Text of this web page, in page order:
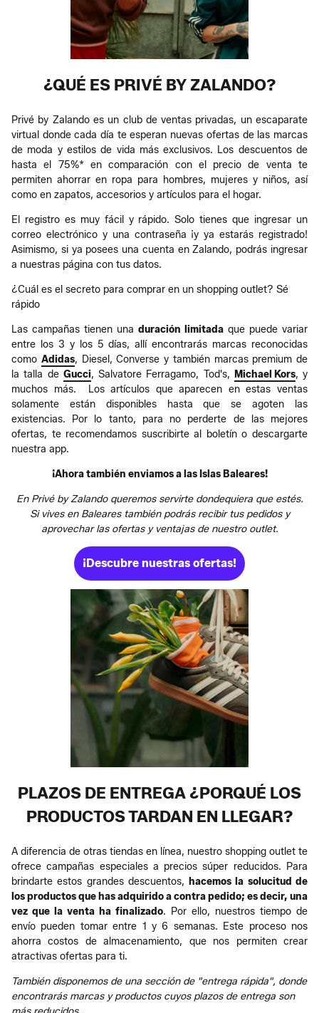
¿QUÉ ES PRIVÉ BY ZALANDO?
Privé by Zalando es un club de ventas privadas, un escaparate
virtual donde cada día te esperan nuevas ofertas de las marcas
de moda y estilos de vida más exclusivos. Los descuentos de
hasta el 75%* en comparación con el precio de venta te
permiten ahorrar en ropa para hombres, mujeres y niños, así
como en zapatos, accesorios y artículos para el hogar.
El registro es muy fácil y rápido. Solo tienes que ingresar un
correo electrónico y una contraseña ¡y ya estarás registrado!
Asimismo, si ya posees una cuenta en Zalando, podrás ingresar
a nuestras página con tus datos.
¿Cuál es el secreto para comprar en un shopping outlet? Sé
rápido
Las campañas tienen una duración limitada que puede variar
entre los 3 y los 5 días, allí encontrarás marcas reconocidas
como Adidas, Diesel, Converse y también marcas premium de
la talla de Gucci, Salvatore Ferragamo, Tod's, Michael Kors, y
muchos más. Los artículos que aparecen en estas ventas
solamente están disponibles hasta que se agoten las
existencias. Por lo tanto, para no perderte de las mejores
ofertas, te recomendamos suscribirte al boletín o descargarte
nuestra app.
¡Ahora también enviamos a las Islas Baleares!
En Privé by Zalando queremos servirte dondequiera que estés.
Si vives en Baleares también podrás recibir tus pedidos y
aprovechar las ofertas y ventajas de nuestro outlet.
¡Descubre nuestras ofertas!
PLAZOS DE ENTREGA ¿PORQUÉ LOS
PRODUCTOS TARDAN EN LLEGAR?
A diferencia de otras tiendas en línea, nuestro shopping outlet te
ofrece campañas especiales a precios súper reducidos. Para
brindarte estos grandes descuentos, hacemos la solucitud de
los productos que has adquirido a contra pedido; es decir, una
vez que la venta ha finalizado. Por ello, nuestros tiempo de
envío pueden tomar entre 1 y 6 semanas. Este proceso nos
ahorra costos de almacenamiento, que nos permiten crear
atractivas ofertas para ti.
También disponemos de una sección de "entrega rápida", donde
encontrarás marcas y productos cuyos plazos de entrega son